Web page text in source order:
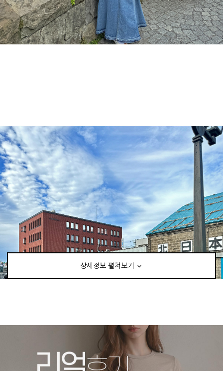
상세정보 펼쳐보기